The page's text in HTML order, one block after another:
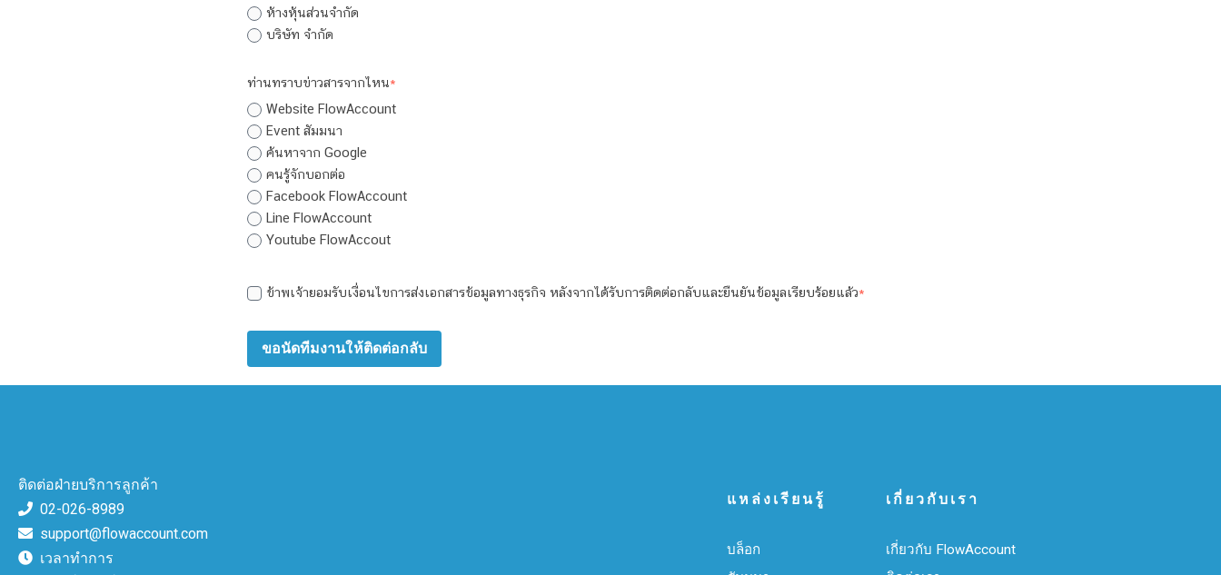
ห้างหุ้นส่วนจำกัด
บริษัท จำกัด
ท่านทราบข่าวสารจากไหน*
Website FlowAccount
Event สัมมนา
ค้นหาจาก Google
คนรู้จักบอกต่อ
Facebook FlowAccount
Line FlowAccount
Youtube FlowAccout
ข้าพเจ้ายอมรับเงื่อนไขการส่งเอกสารข้อมูลทางธุรกิจ หลังจากได้รับการติดต่อกลับและยืนยันข้อมูลเรียบร้อยแล้ว*
ติดต่อฝ่ายบริการลูกค้า
02-026-8989
support@flowaccount.com
เวลาทำการ
แหล่งเรียนรู้
บล็อก
เกี่ยวกับเรา
เกี่ยวกับ FlowAccount